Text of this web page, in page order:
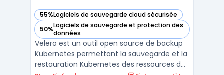
55%Logiciels de sauvegarde cloud sécurisée
— voir Velero dans cette catégorie
50%Logiciels de sauvegarde et protection des
données
— voir Velero dans cette catégorie
Velero est un outil open source de backup
Kubernetes permettant la sauvegarde et la
restauration Kubernetes des ressources de